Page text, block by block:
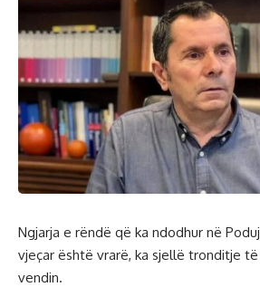
Ngjarja e rëndë që ka ndodhur në
vjeçar është vrarë, ka sjellë tronditje
vendin.